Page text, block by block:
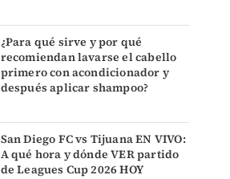
¿Para qué sirve y por qué
recomiendan lavarse el cabello
primero con acondicionador y
después aplicar shampoo?
San Diego FC vs Tijuana EN VIVO:
A qué hora y dónde VER partido
de Leagues Cup 2026 HOY